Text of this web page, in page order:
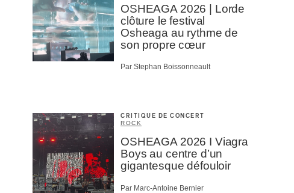
OSHEAGA 2026 | Lorde
clôture le festival
Osheaga au rythme de
son propre cœur
Par Stephan Boissonneault
CRITIQUE DE CONCERT
ROCK
OSHEAGA 2026 I Viagra
Boys au centre d’un
gigantesque défouloir
Par Marc-Antoine Bernier